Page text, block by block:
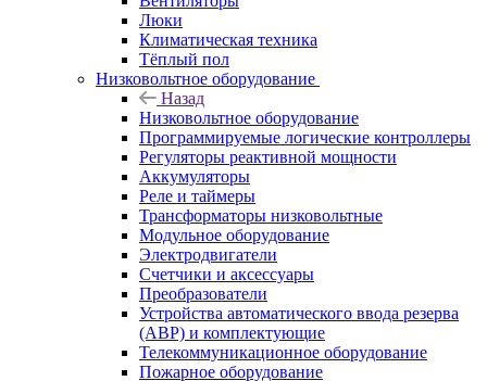
Люки
Климатическая техника
Тёплый пол
Низковольтное оборудование
Назад
Низковольтное оборудование
Программируемые логические контроллеры
Регуляторы реактивной мощности
Аккумуляторы
Реле и таймеры
Трансформаторы низковольтные
Модульное оборудование
Электродвигатели
Счетчики и аксессуары
Преобразователи
Устройства автоматического ввода резерва
(АВР) и комплектующие
Телекоммуникационное оборудование
Пожарное оборудование